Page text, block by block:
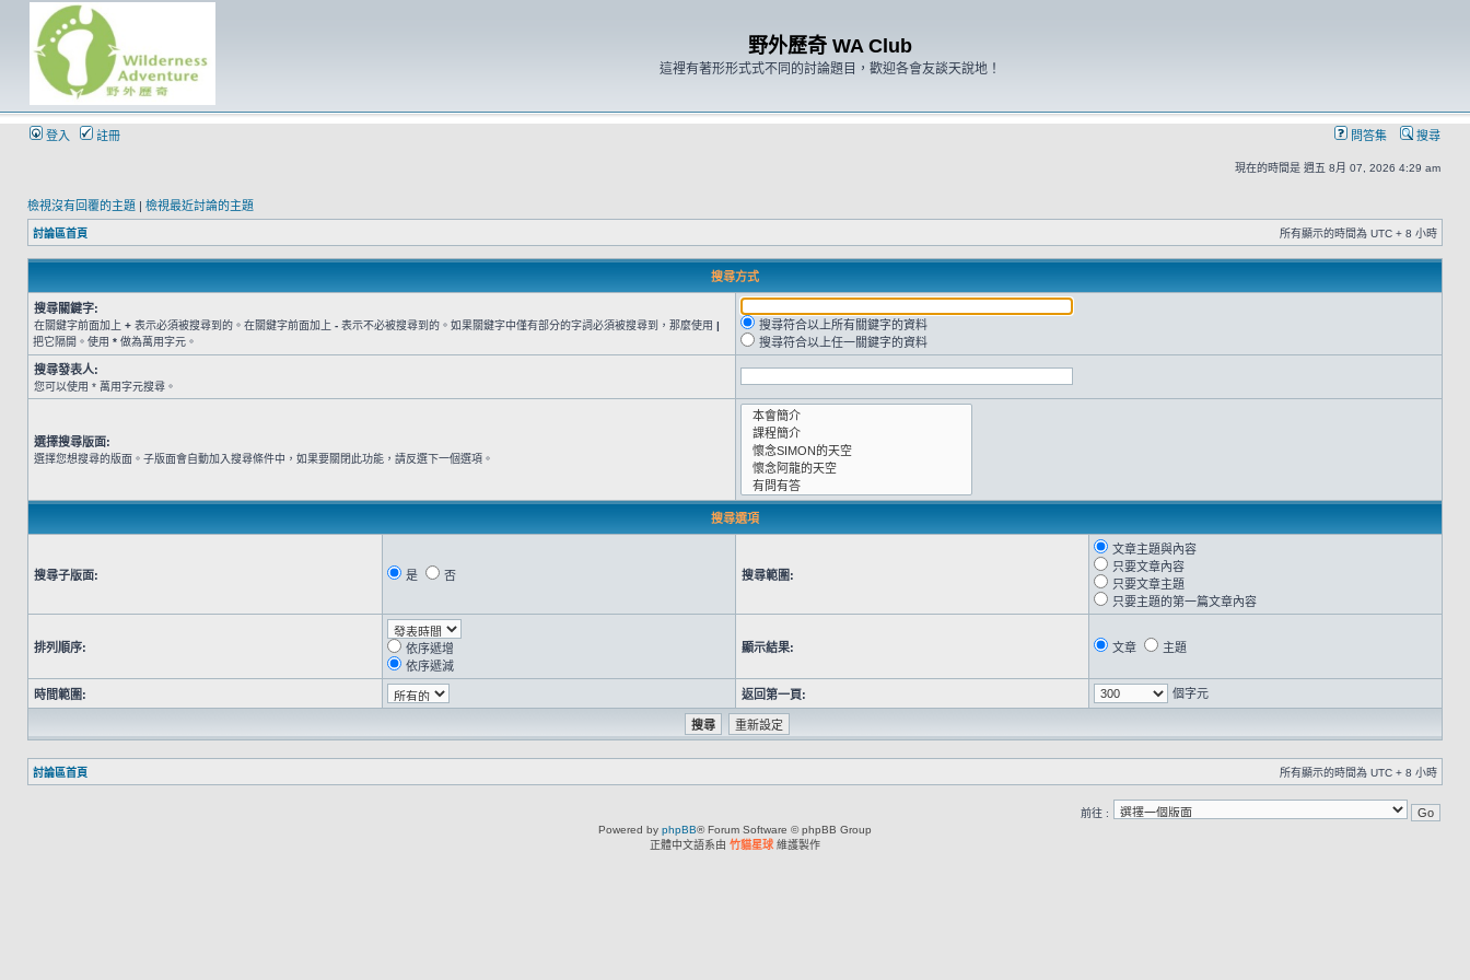
野外歷奇 WA Club
這裡有著形形式式不同的討論題目，歡迎各會友談天說地！
登入 註冊 問答集 搜尋
現在的時間是 週五 8月 07, 2026 4:29 am
檢視沒有回覆的主題 | 檢視最近討論的主題
討論區首頁 所有顯示的時間為 UTC + 8 小時
搜尋方式
搜尋關鍵字:
在關鍵字前面加上 + 表示必須被搜尋到的。在關鍵字前面加上 - 表示不必被搜尋到的。如果關鍵字中僅有部分的字詞必須被搜尋到，那麼使用 |
把它隔開。使用 * 做為萬用字元。
搜尋符合以上所有關鍵字的資料
搜尋符合以上任一關鍵字的資料
搜尋發表人:
您可以使用 * 萬用字元搜尋。
選擇搜尋版面:
選擇您想搜尋的版面。子版面會自動加入搜尋條件中，如果要關閉此功能，請反選下一個選項。
搜尋選項
搜尋子版面: 是 否 搜尋範圍:
文章主題與內容
只要文章內容
只要文章主題
只要主題的第一篇文章內容
排列順序:
依序遞增
依序遞減
顯示結果: 文章 主題
時間範圍: 返回第一頁: 個字元
討論區首頁 所有顯示的時間為 UTC + 8 小時
前往 :
Powered by phpBB® Forum Software © phpBB Group
正體中文語系由 竹貓星球 維護製作